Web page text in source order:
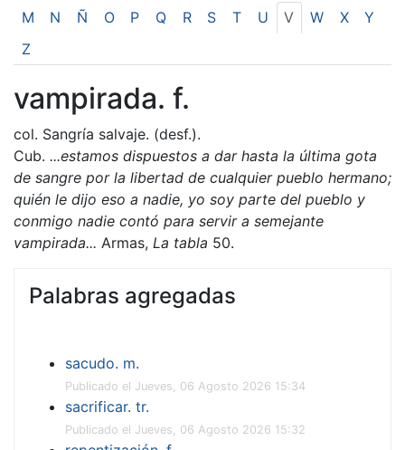
M
N Ñ O P Q R S T U V W X
Y
Z
vampirada. f.
col. Sangría salvaje. (desf.).
Cub. ...estamos dispuestos a dar hasta la última gota
de sangre por la libertad de cualquier pueblo hermano;
quién le dijo eso a nadie, yo soy parte del pueblo y
conmigo nadie contó para servir a semejante
vampirada... Armas, La tabla 50.
Palabras agregadas
sacudo. m.
Publicado el Jueves, 06 Agosto 2026 15:34
sacrificar. tr.
Publicado el Jueves, 06 Agosto 2026 15:32